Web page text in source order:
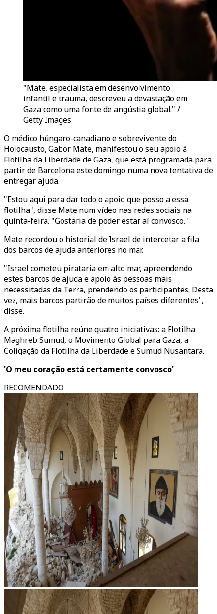
"Mate, especialista em desenvolvimento
infantil e trauma, descreveu a devastação em
Gaza como uma fonte de angústia global." /
Getty Images
O médico húngaro-canadiano e sobrevivente do
Holocausto, Gabor Mate, manifestou o seu apoio à
Flotilha da Liberdade de Gaza, que está programada para
partir de Barcelona este domingo numa nova tentativa de
entregar ajuda.
"Estou aqui para dar todo o apoio que posso a essa
flotilha", disse Mate num vídeo nas redes sociais na
quinta-feira. "Gostaria de poder estar aí convosco."
Mate recordou o historial de Israel de intercetar a fila
dos barcos de ajuda anteriores no mar.
"Israel cometeu pirataria em alto mar, apreendendo
estes barcos de ajuda e apoio às pessoas mais
necessitadas da Terra, prendendo os participantes. Desta
vez, mais barcos partirão de muitos países diferentes",
disse.
A próxima flotilha reúne quatro iniciativas: a Flotilha
Maghreb Sumud, o Movimento Global para Gaza, a
Coligação da Flotilha da Liberdade e Sumud Nusantara.
'O meu coração está certamente convosco'
RECOMENDADO